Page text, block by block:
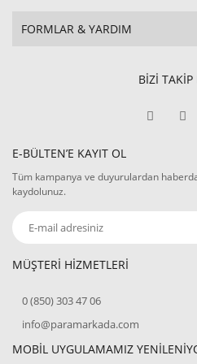
FORMLAR & YARDIM
BİZİ TAKİP
E-BÜLTEN’E KAYIT OL
Tüm kampanya ve duyurulardan
kaydolunuz.
MÜŞTERİ HİZMETLERİ
0 (850) 303 47 06
info@paramarkada.com
MOBİL UYGULAMAMIZ